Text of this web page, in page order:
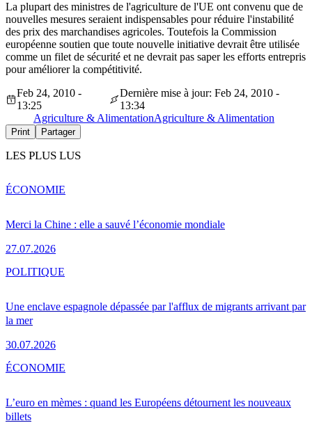
La plupart des ministres de l'agriculture de l'UE ont convenu que de
nouvelles mesures seraient indispensables pour réduire l'instabilité
des prix des marchandises agricoles. Toutefois la Commission
européenne soutien que toute nouvelle initiative devrait être utilisée
comme un filet de sécurité et ne devrait pas saper les efforts entrepris
pour améliorer la compétitivité.
Feb 24, 2010 -
13:25
Dernière mise à jour: Feb 24, 2010 -
13:34
Agriculture & AlimentationAgriculture & Alimentation
Print Partager
LES PLUS LUS
Merci la Chine : elle a sauvé l’économie mondiale
27.07.2026
ÉCONOMIE
Une enclave espagnole dépassée par l'afflux de migrants arrivant par
la mer
30.07.2026
POLITIQUE
L’euro en mèmes : quand les Européens détournent les nouveaux
billets
ÉCONOMIE